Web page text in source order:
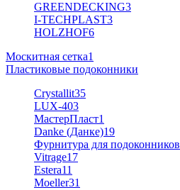
GREENDECKING3
I-TECHPLAST3
HOLZHOF6
Москитная сетка1
Пластиковые подоконники
Crystallit35
LUX-403
МастерПласт1
Danke (Данке)19
Фурнитура для подоконников
Vitrage17
Estera11
Moeller31